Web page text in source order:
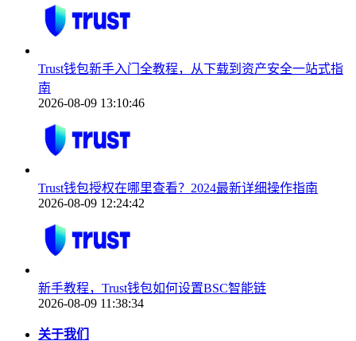
Trust钱包新手入门全教程，从下载到资产安全一站式指
南
2026-08-09 13:10:46
Trust钱包授权在哪里查看？2024最新详细操作指南
2026-08-09 12:24:42
新手教程，Trust钱包如何设置BSC智能链
2026-08-09 11:38:34
关于我们